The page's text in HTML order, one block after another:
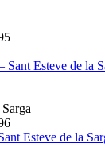
Sant Esteve de la
Esteve de la